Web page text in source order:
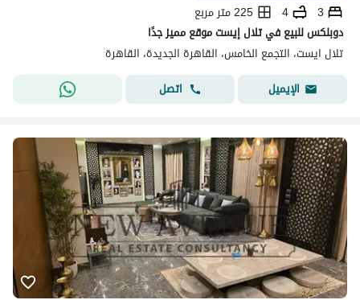
3
4
225 متر مربع
دوبلكس للبيع في تلال إيست موقع مميز جدًا
تلال ايست، التجمع الخامس، القاهرة الجديدة، القاهرة
الإيميل
اتصل